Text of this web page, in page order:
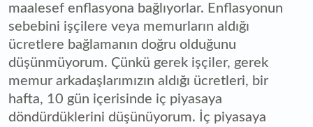
maalesef enflasyona bağlıyorlar. Enflasyonun
sebebini işçilere veya memurların aldığı
ücretlere bağlamanın doğru olduğunu
düşünmüyorum. Çünkü gerek işçiler, gerek
memur arkadaşlarımızın aldığı ücretleri, bir
hafta, 10 gün içerisinde iç piyasaya
döndürdüklerini düşünüyorum. İç piyasaya